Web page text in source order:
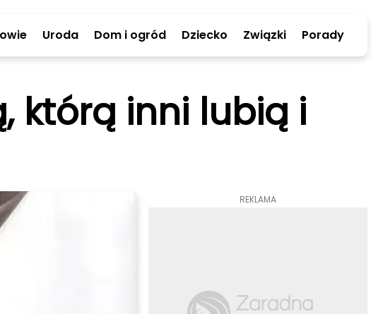
Uroda Dom i ogród Dziecko Związki Porady
którą inni lubią i
REKLAMA